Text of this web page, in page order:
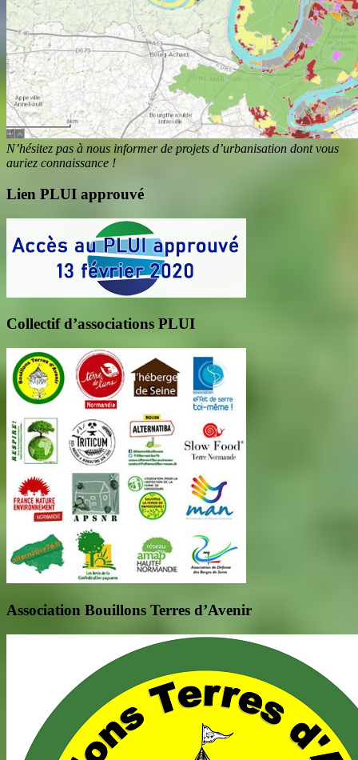
N’hésitez pas à nous informer de projets d’urbanisation dont vous
auriez connaissance !
Lien PLUI approuvé
Collectif d’associations PLUI
Association Bouillons Terres d’Avenir